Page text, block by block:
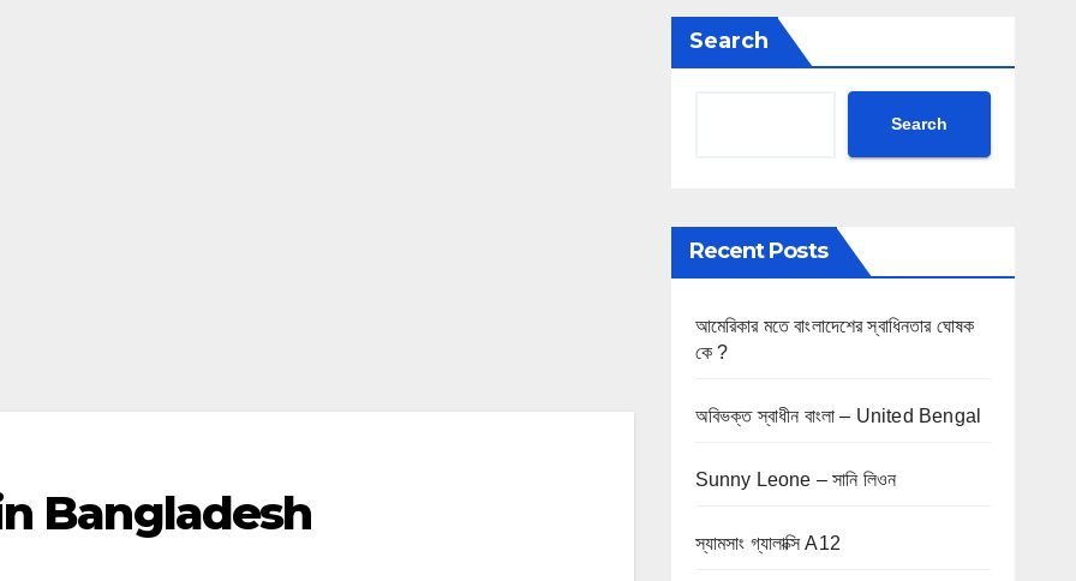
Bangladesh
Search
Search
Recent Posts
আমেরিকার মতে বাংলাদেশের স্বাধিনতার ঘোষক
কে ?
অবিভক্ত স্বাধীন বাংলা – United Bengal
Sunny Leone – সানি লিওন
স্যামসাং গ্যালাক্সি A12